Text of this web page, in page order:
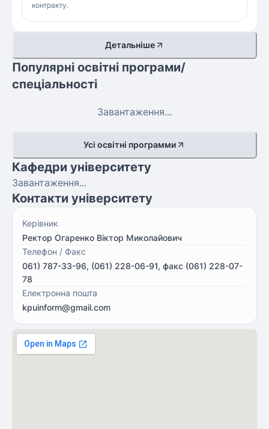
контракту.
Детальніше
Популярні освітні програми/
спеціальності
Завантаження...
Усі освітні программи
Кафедри університету
Завантаження...
Контакти університету
Керівник
Ректор Огаренко Віктор Миколайович
Телефон / Факс
061) 787-33-96, (061) 228-06-91, факс (061) 228-07-
78
Електронна пошта
kpuinform@gmail.com